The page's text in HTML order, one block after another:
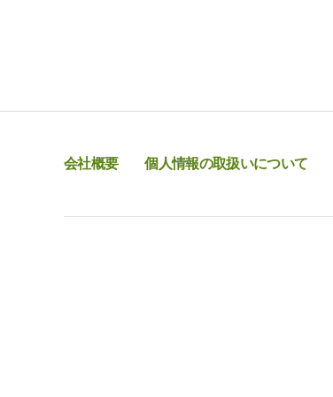
会社概要 個人情報の取扱いについて